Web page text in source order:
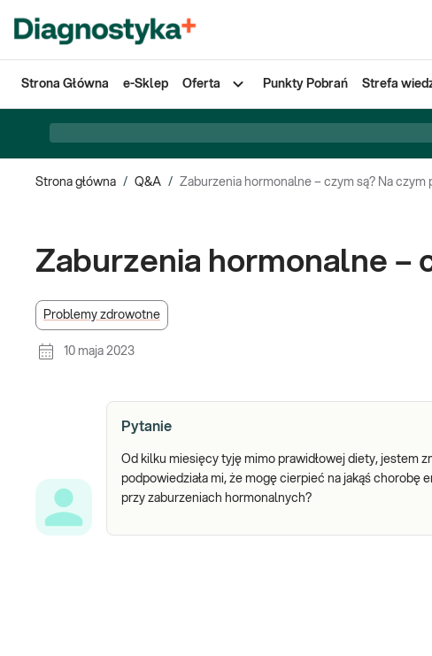
Strona Główna e-Sklep Oferta Punkty Pobrań Strefa
Strona główna / Q&A / Zaburzenia hormonalne – czym są? Na czym
Zaburzenia hormonalne –
Problemy zdrowotne
10 maja 2023
Pytanie
Od kilku miesięcy tyję mimo prawidłowej diety, jestem
podpowiedziała mi, że mogę cierpieć na jakąś chorobę
przy zaburzeniach hormonalnych?